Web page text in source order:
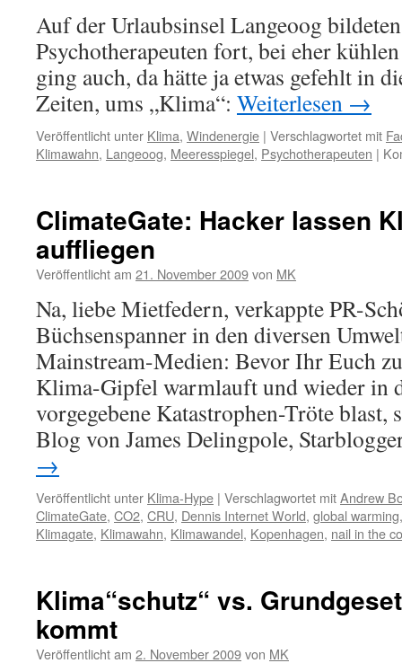
Auf der Urlaubsinsel Langeoog
Psychotherapeuten fort, bei eher
ging auch, da hätte ja etwas gefehlt in
Zeiten, ums „Klima“: Weiterlesen →
Veröffentlicht unter Klima, Windenergie | Verschlagwortet mit
Klimawahn, Langeoog, Meeresspiegel, Psychotherapeuten |
ClimateGate: Hacker lassen
auffliegen
Veröffentlicht am 21. November 2009von MK
Na, liebe Mietfedern, verkappte PR-
Büchsenspanner in den diversen
Mainstream-Medien: Bevor Ihr Euch
Klima-Gipfel warmlauft und wieder in
vorgegebene Katastrophen-Tröte
Blog von James Delingpole,
→
Veröffentlicht unter Klima-Hype | Verschlagwortet mitAndrew
ClimateGate, CO2, CRU, Dennis Internet World, global warming
Klimagate, Klimawahn, Klimawandel, Kopenhagen, nail in the
Klima“schutz“ vs.
kommt
Veröffentlicht am 2. November 2009von MK